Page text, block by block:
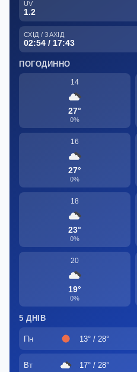
UV
1.2
СХІД / ЗАХІД
02:54 / 17:43
ПОГОДИННО
14
27°
0%
16
27°
0%
18
23°
0%
20
19°
0%
5 ДНІВ
Пн 13° / 28°
Вт 17° / 28°